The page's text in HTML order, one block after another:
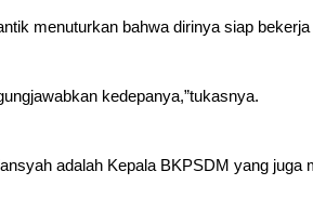
menuturkan bahwa dirinya siap
kedepanya,”tukasnya.
adalah Kepala BKPSDM yang